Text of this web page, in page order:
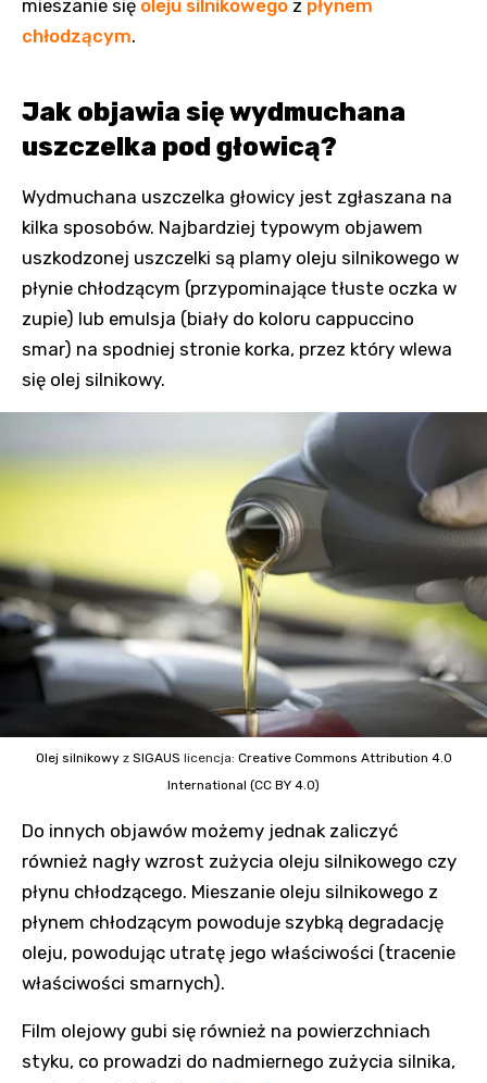
mieszanie się oleju silnikowego z płynem
chłodzącym.
Jak objawia się wydmuchana
uszczelka pod głowicą?
Wydmuchana uszczelka głowicy jest zgłaszana na
kilka sposobów. Najbardziej typowym objawem
uszkodzonej uszczelki są plamy oleju silnikowego w
płynie chłodzącym (przypominające tłuste oczka w
zupie) lub emulsja (biały do koloru cappuccino
smar) na spodniej stronie korka, przez który wlewa
się olej silnikowy.
Olej silnikowy z SIGAUS licencja: Creative Commons Attribution 4.0
International (CC BY 4.0)
Do innych objawów możemy jednak zaliczyć
również nagły wzrost zużycia oleju silnikowego czy
płynu chłodzącego. Mieszanie oleju silnikowego z
płynem chłodzącym powoduje szybką degradację
oleju, powodując utratę jego właściwości (tracenie
właściwości smarnych).
Film olejowy gubi się również na powierzchniach
styku, co prowadzi do nadmiernego zużycia silnika,